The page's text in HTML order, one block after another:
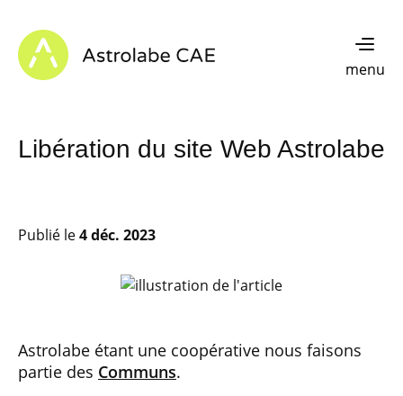
Astrolabe CAE - Home
menu
Libération du site Web Astrolabe
Publié le4 déc. 2023
Astrolabe étant une coopérative nous faisons
partie des Communs.